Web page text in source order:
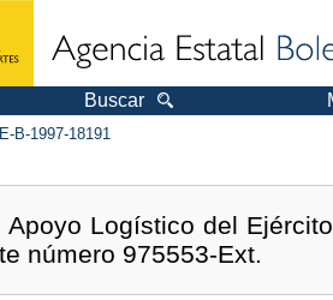
Buscar
B-1997-18191
Logístico del
número 975553-Ext.